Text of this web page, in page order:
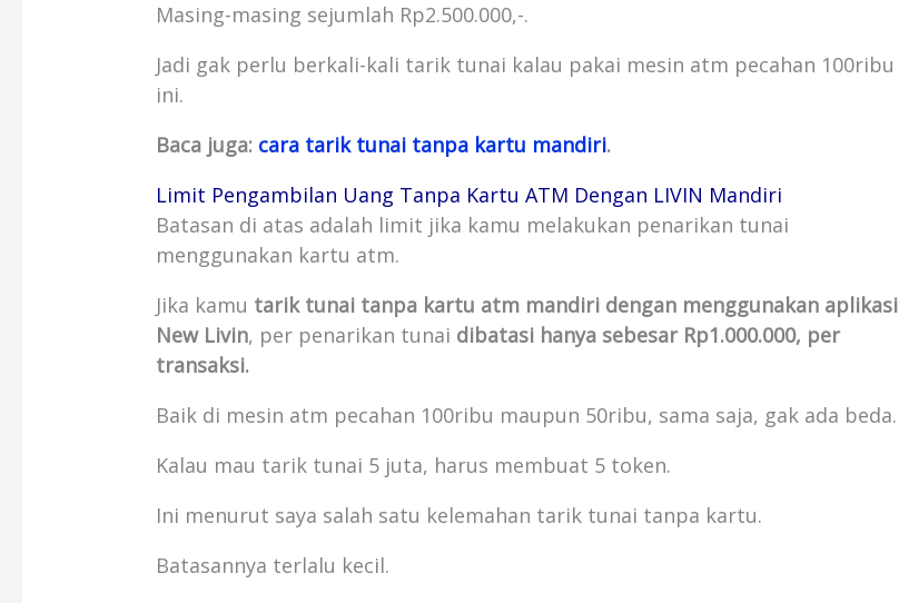
Masing-masing sejumlah Rp2.500.000,-.
Jadi gak perlu berkali-kali tarik tunai kalau pakai mesin atm pecahan 100ribu
ini.
Baca juga: cara tarik tunai tanpa kartu mandiri.
Limit Pengambilan Uang Tanpa Kartu ATM Dengan LIVIN Mandiri
Batasan di atas adalah limit jika kamu melakukan penarikan tunai
menggunakan kartu atm.
Jika kamu tarik tunai tanpa kartu atm mandiri dengan menggunakan aplikasi
New Livin, per penarikan tunai dibatasi hanya sebesar Rp1.000.000, per
transaksi.
Baik di mesin atm pecahan 100ribu maupun 50ribu, sama saja, gak ada beda.
Kalau mau tarik tunai 5 juta, harus membuat 5 token.
Ini menurut saya salah satu kelemahan tarik tunai tanpa kartu.
Batasannya terlalu kecil.